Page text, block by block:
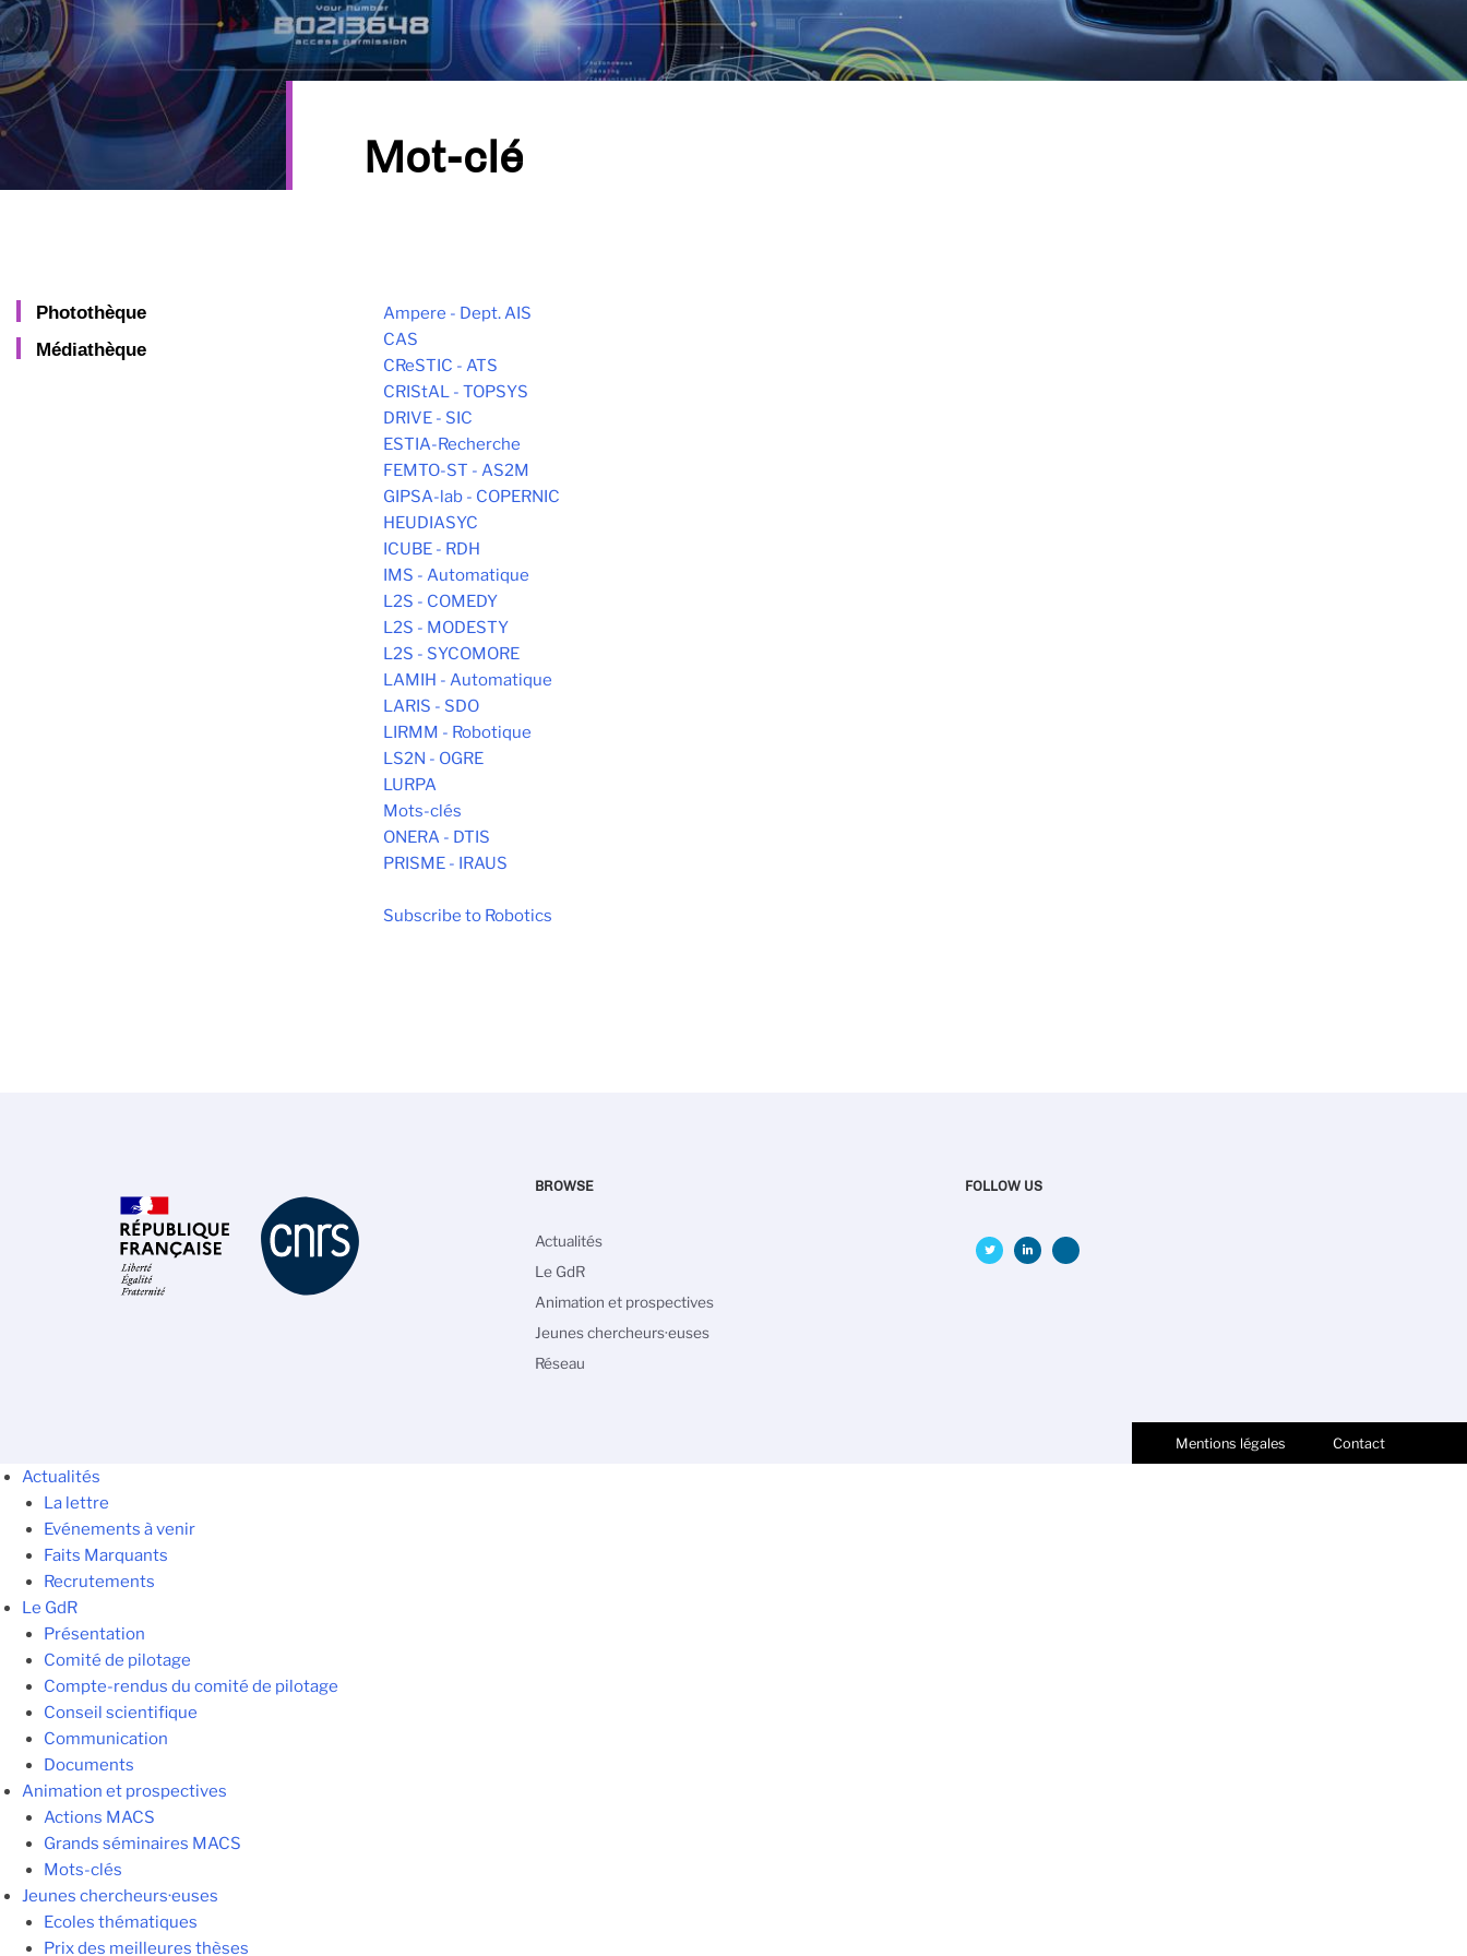
Mot-clé
Photothèque
Médiathèque
Ampere - Dept. AIS
CAS
CReSTIC - ATS
CRIStAL - TOPSYS
DRIVE - SIC
ESTIA-Recherche
FEMTO-ST - AS2M
GIPSA-lab - COPERNIC
HEUDIASYC
ICUBE - RDH
IMS - Automatique
L2S - COMEDY
L2S - MODESTY
L2S - SYCOMORE
LAMIH - Automatique
LARIS - SDO
LIRMM - Robotique
LS2N - OGRE
LURPA
Mots-clés
ONERA - DTIS
PRISME - IRAUS
Subscribe to Robotics
BROWSE
Main
navigation
Actualités
Le GdR
Animation et prospectives
Jeunes chercheurs·euses
Réseau
FOLLOW US
Mentions légales Contact
Actualités
La lettre
Evénements à venir
Faits Marquants
Recrutements
Le GdR
Présentation
Comité de pilotage
Compte-rendus du comité de pilotage
Conseil scientifique
Communication
Documents
Animation et prospectives
Actions MACS
Grands séminaires MACS
Mots-clés
Jeunes chercheurs·euses
Ecoles thématiques
Prix des meilleures thèses